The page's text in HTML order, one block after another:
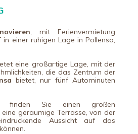
, mit Ferienvermietung
einer ruhigen Lage in Pollensa,
eine großartige Lage, mit der
die das Zentrum der
bietet, nur fünf Autominuten
finden Sie einen großen
geräumige Terrasse, von der
Aussicht auf das